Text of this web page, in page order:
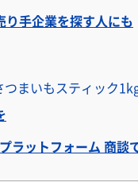
手企業を探す人にも
つまいもスティッ
ラットフォーム 商談